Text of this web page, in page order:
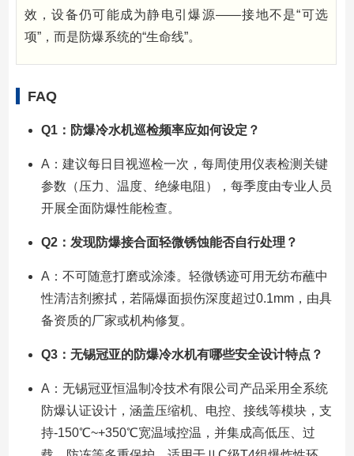
效，设备仍可能成为静电引爆源——接地不是“可选
项”，而是防爆系统的“生命线”。
FAQ
Q1：防爆冷水机巡检频率应如何设定？
A：建议每日目视巡检一次，每周使用仪表检测关键
参数（压力、温度、绝缘电阻），每季度由专业人员
开展全面防爆性能检查。
Q2：发现防爆接合面轻微锈蚀能否自行处理？
A：不可随意打磨或涂漆。轻微锈迹可用无纺布蘸中
性清洁剂擦拭，若隔爆面损伤深度超过0.1mm，由具
备资质的厂家或机构修复。
Q3：无锡冠亚的防爆冷水机有哪些安全设计特点？
A：无锡冠亚恒温制冷技术有限公司产品采用全系统
防爆认证设计，涵盖压缩机、电控、接线等模块，支
持-150℃~+350℃宽温域控温，并集成高低压、过